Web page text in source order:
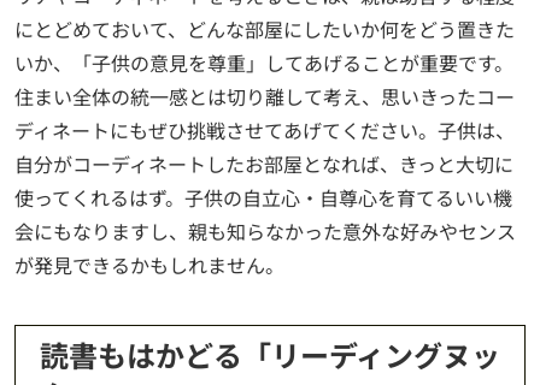
にとどめておいて、どんな部屋にしたいか何をどう置きた
いか、「子供の意見を尊重」してあげることが重要です。
住まい全体の統一感とは切り離して考え、思いきったコー
ディネートにもぜひ挑戦させてあげてください。子供は、
自分がコーディネートしたお部屋となれば、きっと大切に
使ってくれるはず。子供の自立心・自尊心を育てるいい機
会にもなりますし、親も知らなかった意外な好みやセンス
が発見できるかもしれません。
読書もはかどる「リーディングヌッ